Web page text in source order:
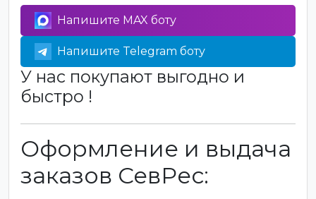
Напишите MAX боту
Напишите Telegram боту
У нас покупают выгодно и
быстро !
Оформление и выдача
заказов СевРес: